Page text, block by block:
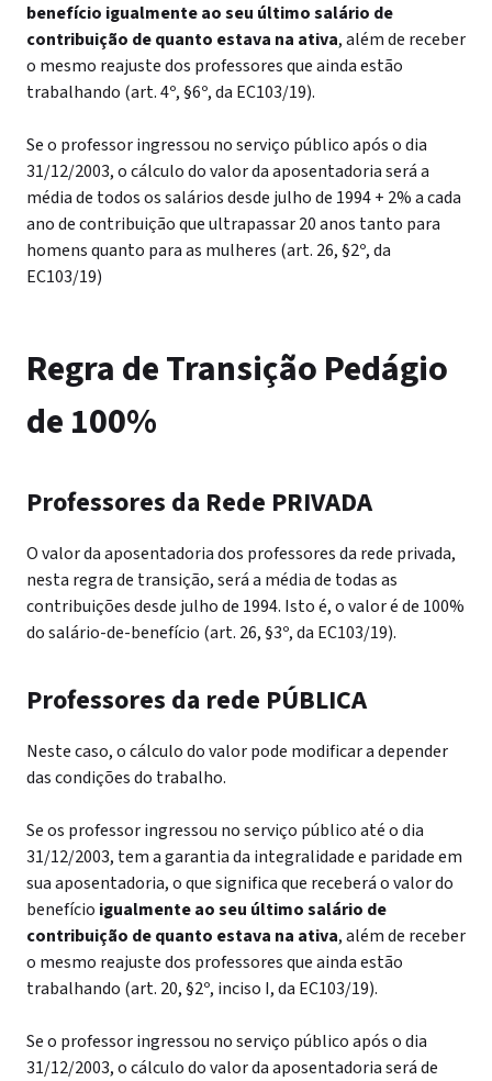
benefício igualmente ao seu último salário de
contribuição de quanto estava na ativa, além de receber
o mesmo reajuste dos professores que ainda estão
trabalhando (art. 4º, §6º, da EC103/19).
Se o professor ingressou no serviço público após o dia
31/12/2003, o cálculo do valor da aposentadoria será a
média de todos os salários desde julho de 1994 + 2% a cada
ano de contribuição que ultrapassar 20 anos tanto para
homens quanto para as mulheres (art. 26, §2º, da
EC103/19)
Regra de Transição Pedágio
de 100%
Professores da Rede PRIVADA
O valor da aposentadoria dos professores da rede privada,
nesta regra de transição, será a média de todas as
contribuições desde julho de 1994. Isto é, o valor é de 100%
do salário-de-benefício (art. 26, §3º, da EC103/19).
Professores da rede PÚBLICA
Neste caso, o cálculo do valor pode modificar a depender
das condições do trabalho.
Se os professor ingressou no serviço público até o dia
31/12/2003, tem a garantia da integralidade e paridade em
sua aposentadoria, o que significa que receberá o valor do
benefício igualmente ao seu último salário de
contribuição de quanto estava na ativa, além de receber
o mesmo reajuste dos professores que ainda estão
trabalhando (art. 20, §2º, inciso I, da EC103/19).
Se o professor ingressou no serviço público após o dia
31/12/2003, o cálculo do valor da aposentadoria será de